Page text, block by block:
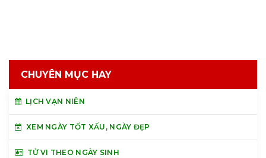
CHUYÊN MỤC HAY
LỊCH VẠN NIÊN
XEM NGÀY TỐT XẤU, NGÀY ĐẸP
TỬ VI THEO NGÀY SINH